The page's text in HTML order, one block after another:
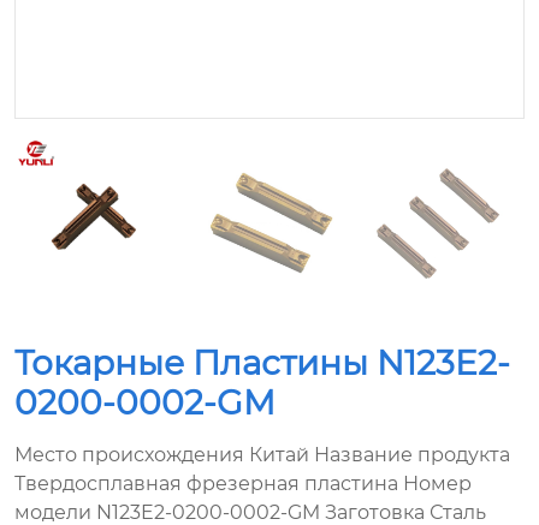
Токарные Пластины N123E2-
0200-0002-GM
Место происхождения Китай Название продукта
Твердосплавная фрезерная пластина Номер
модели N123E2-0200-0002-GM Заготовка Сталь